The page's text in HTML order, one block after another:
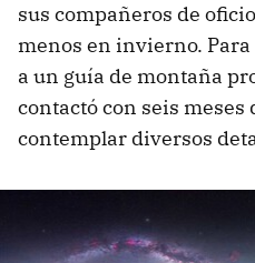
sus compañeros de
menos en invierno.
a un guía de montaña
contactó con seis
contemplar diversos